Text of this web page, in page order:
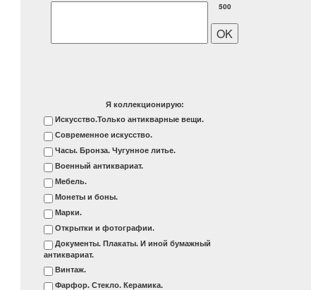
500
Я коллекционирую:
Искусство.Только антикварные вещи.
Современное искусство.
Часы. Бронза. Чугунное литье.
Военный антиквариат.
Мебель.
Монеты и боны.
Марки.
Открытки и фотографии.
Документы. Плакаты. И иной бумажный
антиквариат.
Винтаж.
Фарфор. Стекло. Керамика.